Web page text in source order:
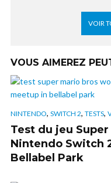
VOIR
VOUS AIMEREZ
NINTENDO, SWITCH 2, TESTS,
Test du jeu
Nintendo Switch
Bellabel Park